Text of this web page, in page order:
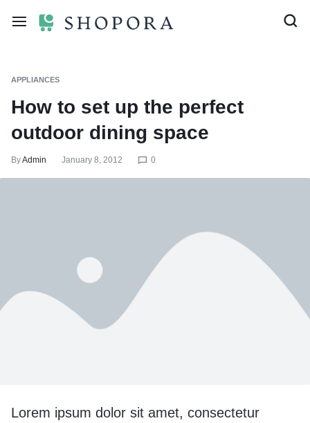
APPLIANCES
How to set up the perfect
outdoor dining space
ByAdmin January 8, 2012 0
Lorem ipsum dolor sit amet, consectetur